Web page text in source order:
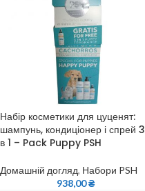
Набір косметики для цуценят:
шампунь, кондиціонер і спрей 3
в 1 – Pack Puppy PSH
Домашній догляд, Набори PSH
938,00₴